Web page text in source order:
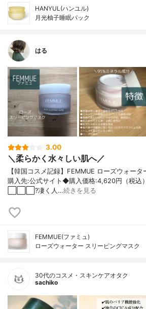
HANYUL(ハンユル)
月光柚子睡眠パック
はる
3.00
＼柔らかく水々しい肌へ／
【韓国コスメ記録】FEMMUE ローズウォー
購入先:公式サイト◆購入価格:4,620円（税込
⬜️⬜️⬜️?凄く人…続きを見る
FEMMUE(ファミュ)
ローズウォーター スリーピングマスク
30代のコスメ・スキンケアオタク
sachiko